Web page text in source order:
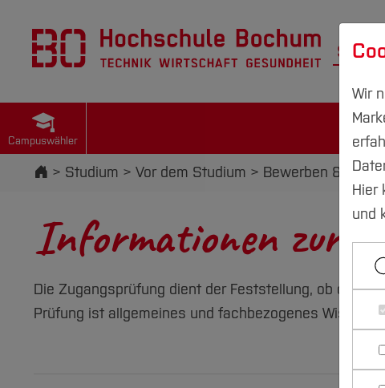
Campuswähler
Startseite
Studium Vor dem Studium Bewerben &
Informationen zur
Die Zugangsprüfung dient der Feststellung, ob die
Prüfung ist allgemeines und fachbezogenes
Wir
Hier
und